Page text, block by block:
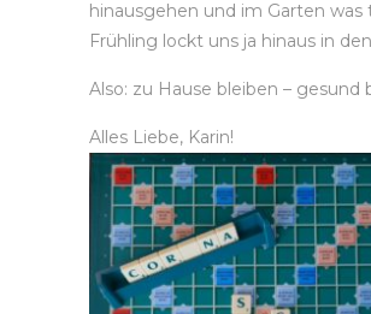
hinausgehen und im Garten was
Frühling lockt uns ja hinaus in
Also: zu Hause bleiben – gesund
Alles Liebe, Karin!